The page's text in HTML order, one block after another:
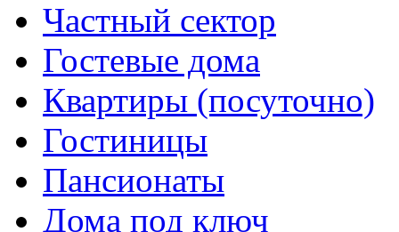
Частный сектор
Гостевые дома
Квартиры (посуточно)
Гостиницы
Пансионаты
Дома под ключ